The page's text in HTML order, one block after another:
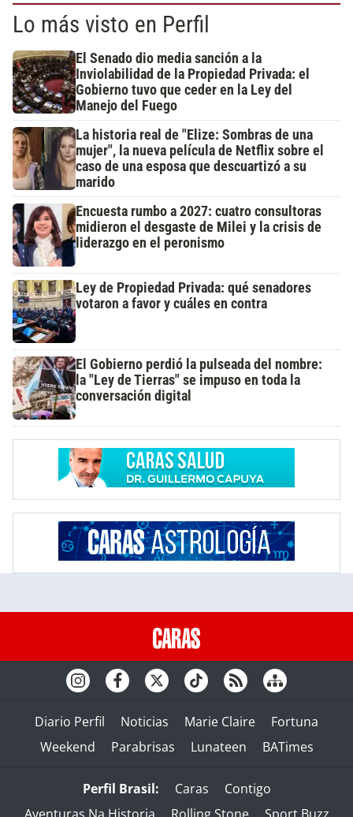
Lo más visto en Perfil
El Senado dio media sanción a la
Inviolabilidad de la Propiedad Privada: el
Gobierno tuvo que ceder en la Ley del
Manejo del Fuego
La historia real de "Elize: Sombras de una
mujer", la nueva película de Netflix sobre el
caso de una esposa que descuartizó a su
marido
Encuesta rumbo a 2027: cuatro consultoras
midieron el desgaste de Milei y la crisis de
liderazgo en el peronismo
Ley de Propiedad Privada: qué senadores
votaron a favor y cuáles en contra
El Gobierno perdió la pulseada del nombre:
la "Ley de Tierras" se impuso en toda la
conversación digital
Diario Perfil Noticias Marie Claire
Fortuna
Weekend
Parabrisas Lunateen BATimes
Perfil Brasil: Caras
Contigo